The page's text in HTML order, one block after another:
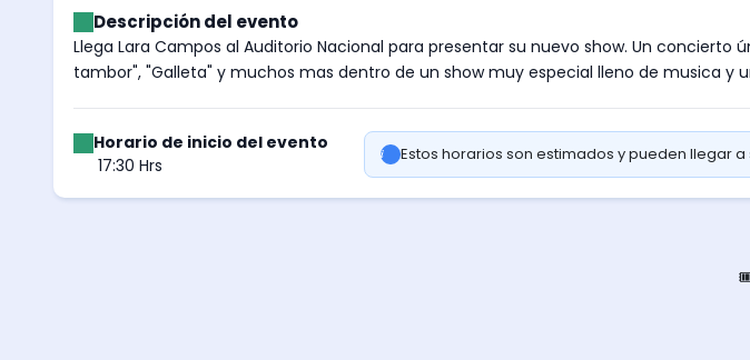
Descripción del evento
Llega Lara Campos al Auditorio Nacional para presentar su nuevo show. Un
tambor", "Galleta" y muchos mas dentro de un show muy especial lleno de musica y
Horario de inicio del evento
17:30 Hrs
Estos horarios son estimados y pueden llegar